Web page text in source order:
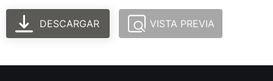
DESCARGAR VISTA PREVIA